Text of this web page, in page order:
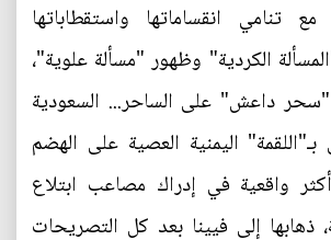
تنامي انقساماتها واستقطاباتها
الكردية" وظهور "مسألة علوية"،
داعش" على الساحر... السعودية
اليمنية العصية على الهضم
أكثر واقعية في إدراك مصاعب ابتلاع
ذهابها إلى فيينا بعد كل التصريحات